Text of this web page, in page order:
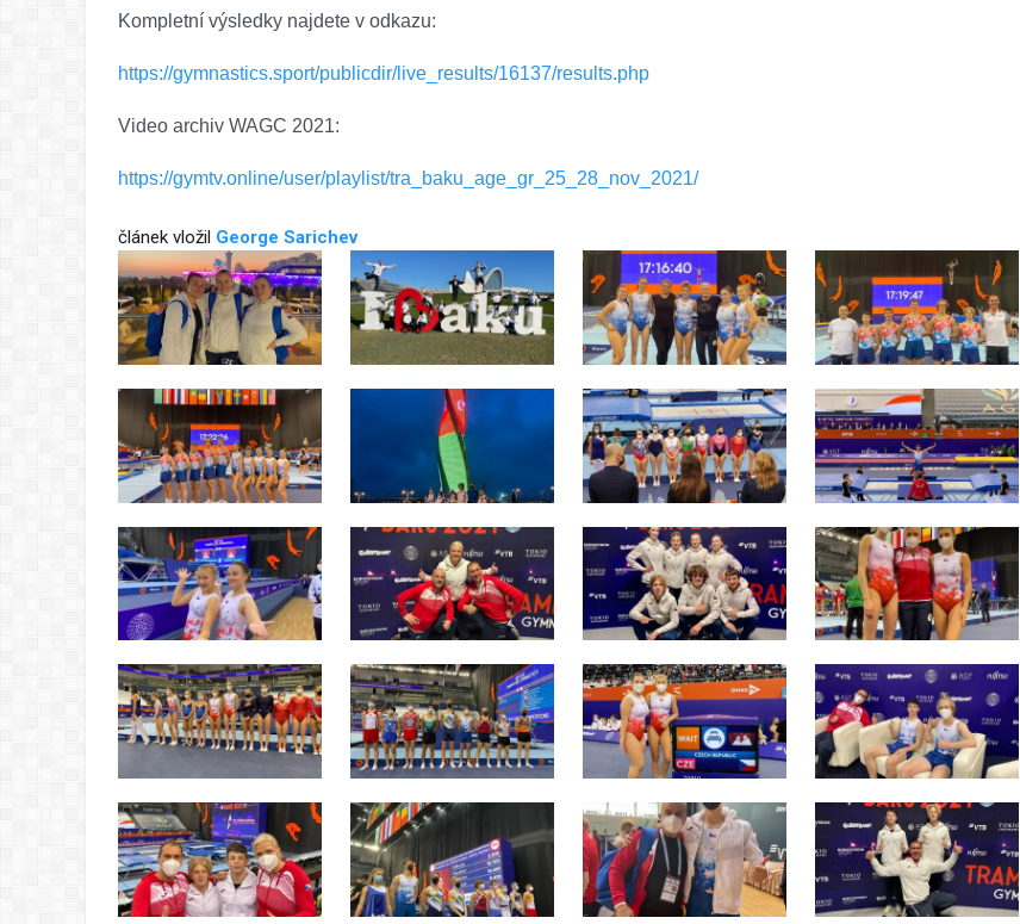
Kompletní výsledky najdete v odkazu:
https://gymnastics.sport/publicdir/live_results/16137/results.php
Video archiv WAGC 2021:
https://gymtv.online/user/playlist/tra_baku_age_gr_25_28_nov_2021/
článek vložil George Sarichev